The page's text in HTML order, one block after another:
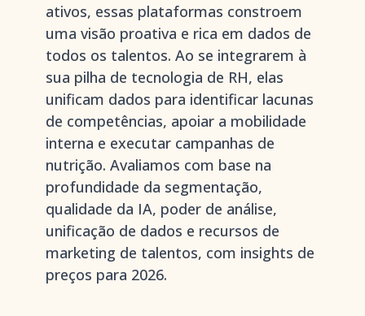
ativos, essas plataformas constroem
uma visão proativa e rica em dados de
todos os talentos. Ao se integrarem à
sua pilha de tecnologia de RH, elas
unificam dados para identificar lacunas
de competências, apoiar a mobilidade
interna e executar campanhas de
nutrição. Avaliamos com base na
profundidade da segmentação,
qualidade da IA, poder de análise,
unificação de dados e recursos de
marketing de talentos, com insights de
preços para 2026.